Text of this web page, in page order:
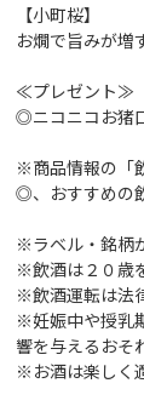
【小町桜】
お燗で旨みが増
≪プレゼント≫
◎ニコニコお猪
※商品情報の「
◎、おすすめの
※ラベル・銘柄
※飲酒は２０歳
※飲酒運転は法
※妊娠中や授乳
響を与えるおそ
※お酒は楽しく